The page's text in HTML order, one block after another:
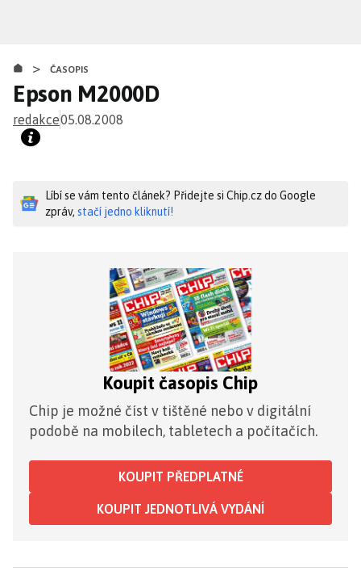
obsahu
> ČASOPIS
Epson M2000D
redakce05.08.2008
Líbí se vám tento článek? Přidejte si Chip.cz do Google
zpráv, stačí jedno kliknutí!
Koupit časopis Chip
Chip je možné číst v tištěné nebo v digitální
podobě na mobilech, tabletech a počítačích.
KOUPIT PŘEDPLATNÉ
KOUPIT JEDNOTLIVÁ VYDÁNÍ